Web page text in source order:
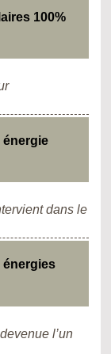
100%
énergie
dans le
énergies
l’un